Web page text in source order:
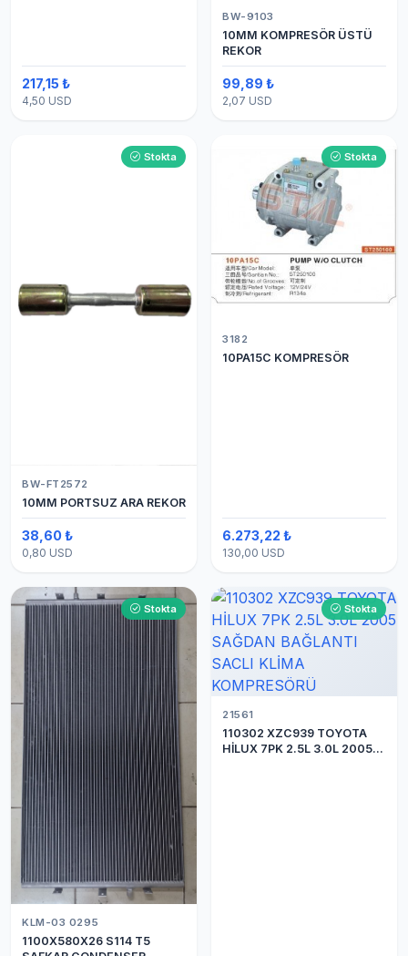
217,15 ₺
4,50 USD
BW-9103
10MM KOMPRESÖR ÜSTÜ
REKOR
99,89 ₺
2,07 USD
Stokta
BW-FT2572
10MM PORTSUZ ARA REKOR
38,60 ₺
0,80 USD
Stokta
3182
10PA15C KOMPRESÖR
6.273,22 ₺
130,00 USD
Stokta
KLM-03 0295
1100X580X26 S114 T5
Stokta
21561
110302 XZC939 TOYOTA
HİLUX 7PK 2.5L 3.0L 2005